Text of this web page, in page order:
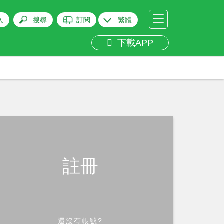
搜尋 訂閱 繁體
下載APP
註冊
還沒有帳號?